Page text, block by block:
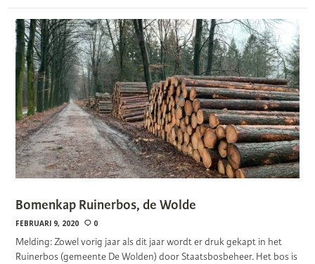
Bomenkap Ruinerbos, de Wolde
FEBRUARI 9, 2020 0
Melding: Zowel vorig jaar als dit jaar wordt er druk gekapt in het
Ruinerbos (gemeente De Wolden) door Staatsbosbeheer. Het bos is